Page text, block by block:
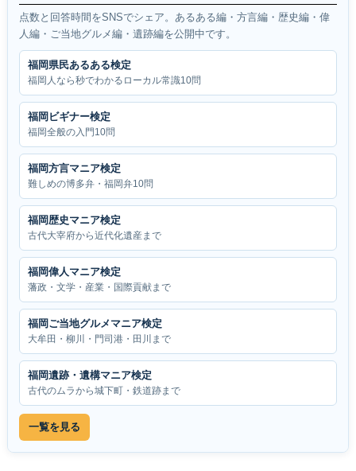
点数と回答時間をSNSでシェア。あるある編・方言編・歴史編・偉
人編・ご当地グルメ編・遺跡編を公開中です。
福岡県民あるある検定
福岡人なら秒でわかるローカル常識10問
福岡ビギナー検定
福岡全般の入門10問
福岡方言マニア検定
難しめの博多弁・福岡弁10問
福岡歴史マニア検定
古代大宰府から近代化遺産まで
福岡偉人マニア検定
藩政・文学・産業・国際貢献まで
福岡ご当地グルメマニア検定
大牟田・柳川・門司港・田川まで
福岡遺跡・遺構マニア検定
古代のムラから城下町・鉄道跡まで
一覧を見る